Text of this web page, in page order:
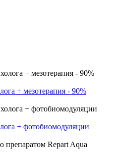
+ мезотерапия - 90%
+ фотобиомодуляции